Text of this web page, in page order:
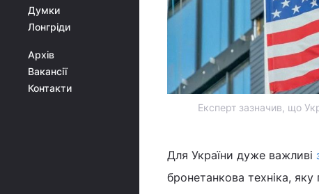
Думки
Лонгріди
Архів
Вакансії
Контакти
Експерт зазначив, що
Для України дуже важливі
бронетанкова техніка,